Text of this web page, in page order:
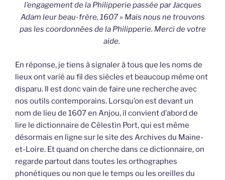
l’engagement de la Philipperie passée par Jacques
Adam leur beau-frère, 1607 » Mais nous ne trouvons
pas les coordonnées de la Philipperie. Merci de votre
aide.
En réponse, je tiens à signaler à tous que les noms de
lieux ont varié au fil des siècles et beaucoup même ont
disparu. Il est donc vain de faire une recherche avec
nos outils contemporains. Lorsqu’on est devant un
nom de lieu de 1607 en Anjou, il convient d’abord de
lire le dictionnaire de Célestin Port, qui est même
désormais en ligne sur le site des Archives du Maine-
et-Loire. Et quand on cherche dans ce dictionnaire, on
regarde partout dans toutes les orthographes
phonétiques ou non que le temps ou les oreilles du